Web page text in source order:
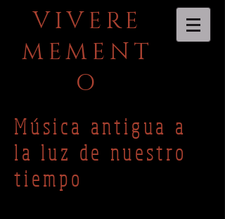
VIVERE
MEMENT
O
Música antigua a
la luz de nuestro
tiempo